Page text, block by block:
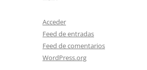
Acceder
Feed de entradas
Feed de comentarios
WordPress.org